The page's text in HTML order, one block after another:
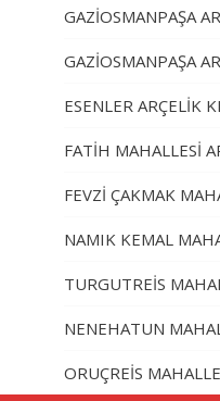
GAZİOSMANPAŞA
GAZİOSMANPAŞA
ESENLER ARÇELİK
FATİH MAHALLESİ
FEVZİ ÇAKMAK
NAMIK KEMAL
TURGUTREİS
NENEHATUN
ORUÇREİS